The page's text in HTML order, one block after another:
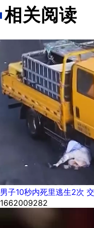
相关阅读
男子10秒内死里逃生2次
1662009282